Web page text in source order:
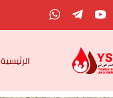
الرئيسية